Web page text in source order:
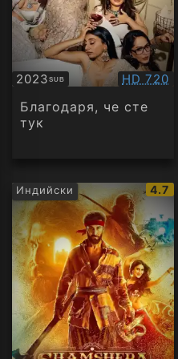
2023SUB
Субтитри HD 720
Благодаря, че сте
тук
Индийски
IMDb
4.7